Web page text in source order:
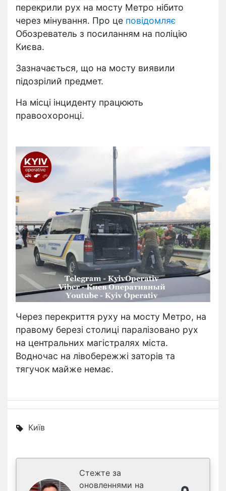
перекрили рух на мосту Метро нібито
через мінування. Про це повідомляє
Обозреватель з посиланням на поліцію
Києва.
Зазначається, що на мосту виявили
підозрілий предмет.
На місці інциденту працюють
правоохоронці.
Через перекриття руху на мосту Метро, на
правому березі столиці паралізовано рух
на центральних магістралях міста.
Водночас на лівобережжі заторів та
тягучок майже немає.
Київ
Стежте за
оновленнями на